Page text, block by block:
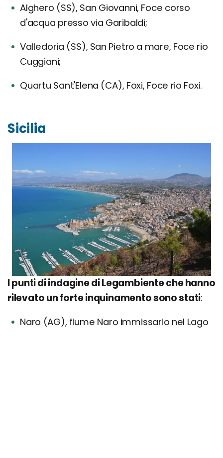
Alghero (SS), San Giovanni, Foce corso
d'acqua presso via Garibaldi;
Valledoria (SS), San Pietro a mare, Foce rio
Cuggiani;
Quartu Sant'Elena (CA), Foxi, Foce rio Foxi.
Sicilia
I punti di indagine di Legambiente che hanno
rilevato un forte inquinamento sono stati:
Naro (AG), fiume Naro immissario nel Lago